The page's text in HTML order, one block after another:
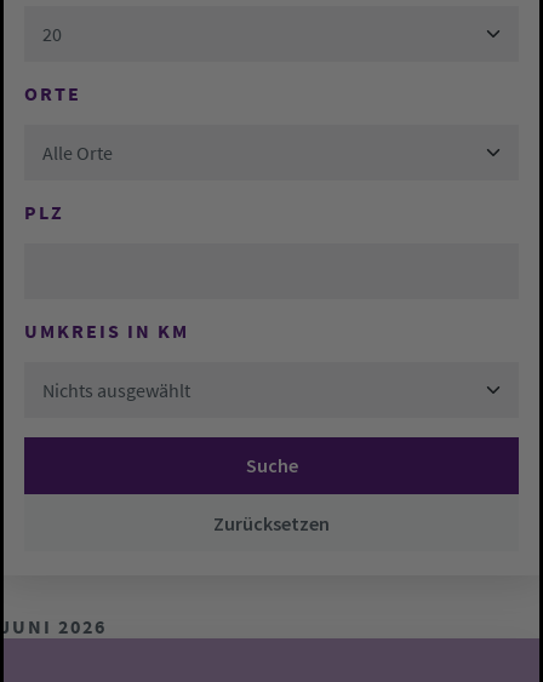
20
ORTE
Alle Orte
PLZ
UMKREIS IN KM
Nichts ausgewählt
Suche
Zurücksetzen
JUNI 2026